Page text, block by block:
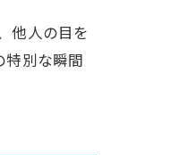
他人の目を
特別な瞬間